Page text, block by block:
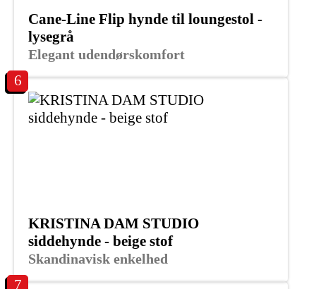
Elegant udendørskomfort
Cane-Line Flip hynde til loungestol -
lysegrå
6
Skandinavisk enkelhed
KRISTINA DAM STUDIO
siddehynde - beige stof
7